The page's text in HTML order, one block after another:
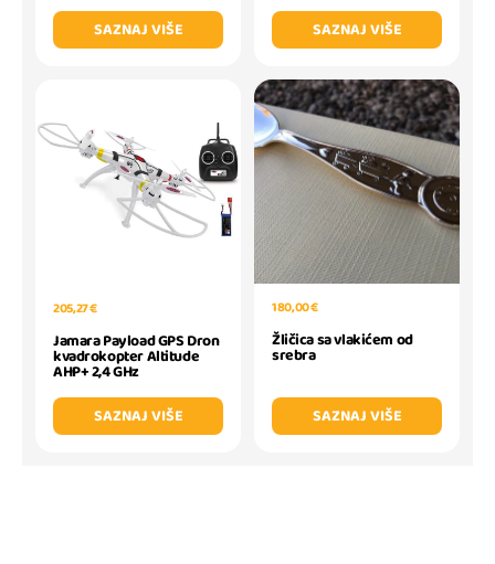
SAZNAJ VIŠE
SAZNAJ VIŠE
205,27 €
Jamara Payload GPS Dron
kvadrokopter Altitude
AHP+ 2,4 GHz
SAZNAJ VIŠE
180,00 €
Žličica sa vlakićem od
srebra
SAZNAJ VIŠE